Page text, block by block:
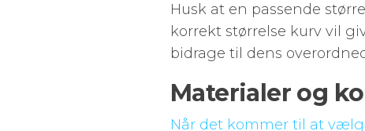
Husk at en passende
korrekt størrelse kurv vil
bidrage til dens
Materialer og
Når det kommer til at